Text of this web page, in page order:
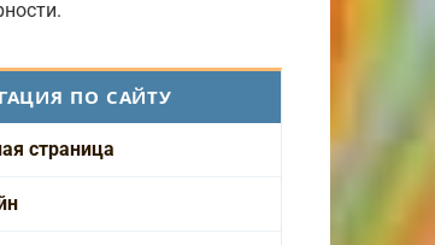
ПО САЙТУ
страница